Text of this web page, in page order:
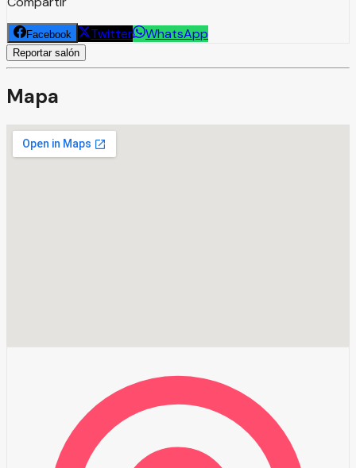
Facebook Twitter WhatsApp
Reportar salón
Mapa